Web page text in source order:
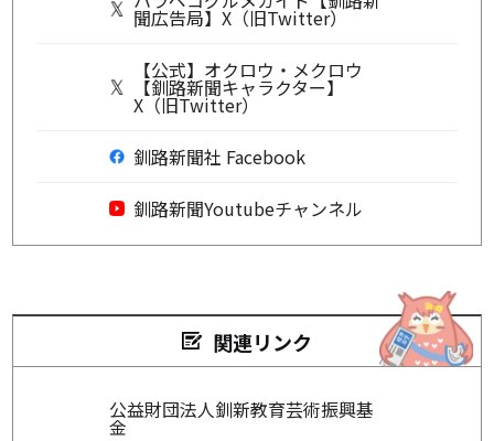
聞広告局】X（旧Twitter）
【公式】オクロウ・メクロウ
【釧路新聞キャラクター】
X（旧Twitter）
釧路新聞社 Facebook
釧路新聞Youtubeチャンネル
関連リンク
公益財団法人釧新教育芸術振興基
金